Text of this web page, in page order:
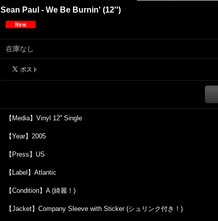
Sean Paul - We Be Burnin' (12'')
在庫なし
【Media】Vinyl 12'' Single
【Year】2005
【Press】US
【Label】Atlantic
【Condition】A (綺麗！)
【Jacket】Company Sleeve with Sticker (シュリンク付き！)